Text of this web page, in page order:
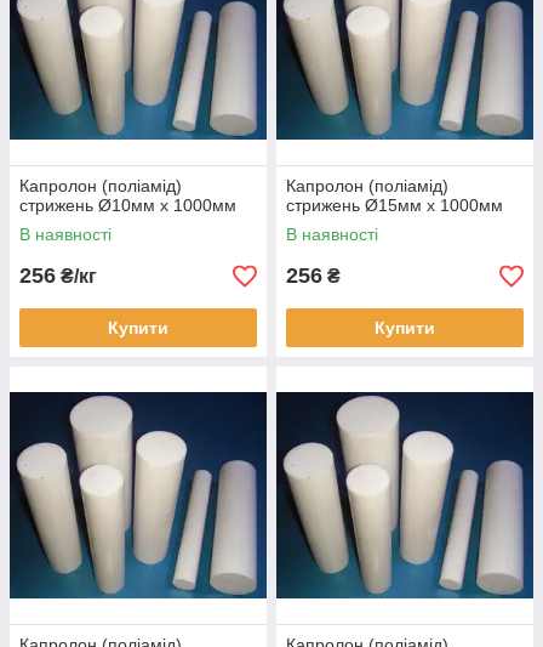
Капролон (поліамід)
стрижень Ø10мм х 1000мм
В наявності
256 ₴/кг
Купити
Капролон (поліамід)
стрижень Ø15мм х 1000мм
В наявності
256 ₴
Купити